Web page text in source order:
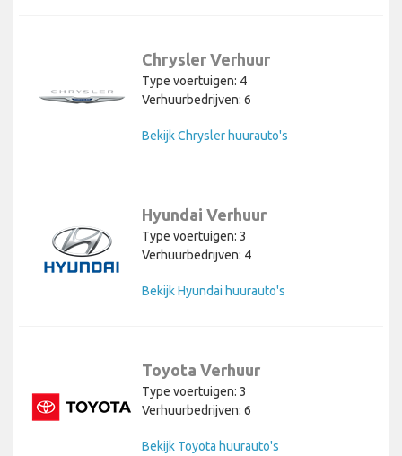
Chrysler Verhuur
Type voertuigen: 4
Verhuurbedrijven: 6
Bekijk Chrysler huurauto's
Hyundai Verhuur
Type voertuigen: 3
Verhuurbedrijven: 4
Bekijk Hyundai huurauto's
Toyota Verhuur
Type voertuigen: 3
Verhuurbedrijven: 6
Bekijk Toyota huurauto's